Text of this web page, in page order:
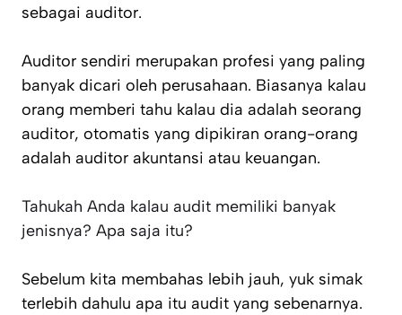
sebagai auditor.
Auditor sendiri merupakan profesi yang paling
banyak dicari oleh perusahaan. Biasanya kalau
orang memberi tahu kalau dia adalah seorang
auditor, otomatis yang dipikiran orang-orang
adalah auditor akuntansi atau keuangan.
Tahukah Anda kalau audit memiliki banyak
jenisnya? Apa saja itu?
Sebelum kita membahas lebih jauh, yuk simak
terlebih dahulu apa itu audit yang sebenarnya.